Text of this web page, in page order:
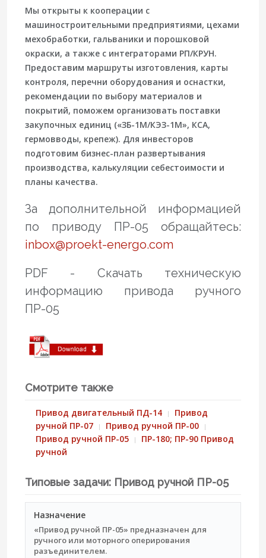
Мы открыты к кооперации с
машиностроительными предприятиями, цехами
мехобработки, гальваники и порошковой
окраски, а также с интеграторами РП/КРУН.
Предоставим маршруты изготовления, карты
контроля, перечни оборудования и оснастки,
рекомендации по выбору материалов и
покрытий, поможем организовать поставки
закупочных единиц («ЗБ-1М/КЭЗ-1М», КСА,
гермовводы, крепеж). Для инвесторов
подготовим бизнес-план развертывания
производства, калькуляции себестоимости и
планы качества.
За дополнительной информацией
по приводу ПР-05 обращайтесь:
inbox@proekt-energo.com
PDF - Скачать техническую
информацию привода ручного
ПР-05
Смотрите также
Привод двигательный ПД-14
Привод
ручной ПР-07
Привод ручной ПР-00
Привод ручной ПР-05
ПР-180; ПР-90 Привод
ручной
Типовые задачи: Привод ручной ПР-05
Назначение
«Привод ручной ПР-05» предназначен для
ручного или моторного оперирования
разъединителем.